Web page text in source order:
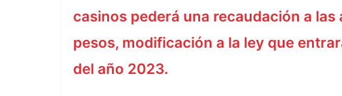
casinos pederá una recaudación a
pesos, modificación a la ley que
del año 2023.